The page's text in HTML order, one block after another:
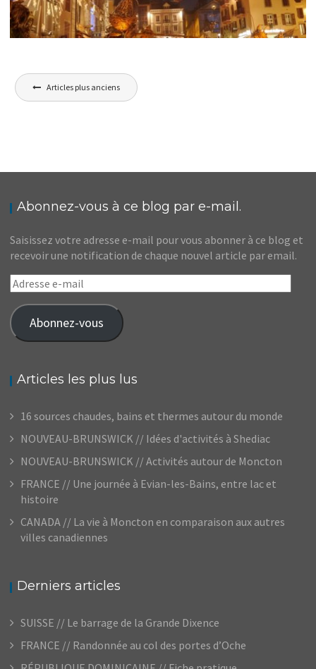
DE NOËL
Navigation
des
Articles plus anciens
Abonnez-vous à ce blog par e-mail.
Saisissez votre adresse e-mail pour vous abonner à ce blog et
recevoir une notification de chaque nouvel article par email.
Adresse
e-
mail
Abonnez-vous
Articles les plus lus
16 sources chaudes, bains et thermes autour du monde
NOUVEAU-BRUNSWICK // Idées d'activités à Shediac
NOUVEAU-BRUNSWICK // Activités autour de Moncton
FRANCE // Une journée à Evian-les-Bains, entre lac et
histoire
CANADA // La vie à Moncton en comparaison aux autres
villes canadiennes
Derniers articles
SUISSE // Le barrage de la Grande Dixence
FRANCE // Randonnée au col des portes d’Oche